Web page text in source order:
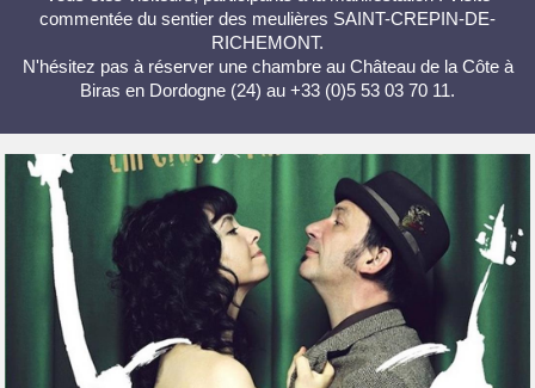
commentée du sentier des meulières SAINT-CREPIN-DE-
RICHEMONT.
N'hésitez pas à réserver une chambre au Château de la Côte à
Biras en Dordogne (24) au +33 (0)5 53 03 70 11.